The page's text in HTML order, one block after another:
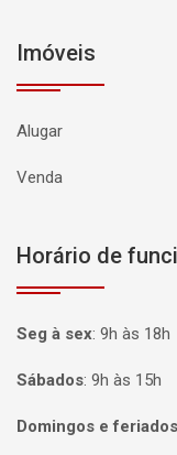
Imóveis
Alugar
Venda
Horário de
Seg à sex: 9h às 18h
Sábados: 9h às 15h
Domingos e feriados